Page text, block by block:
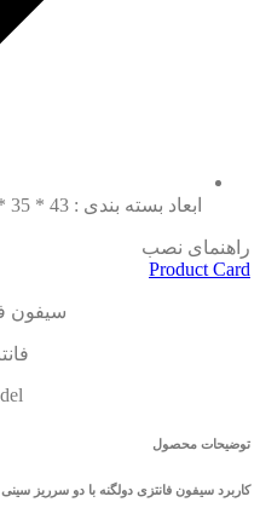
ابعاد بسته بندی : 43 * 35 * 63
راهنمای نصب
Product Card
توضیحات محصول
کاربرد سیفون فانتزی دولگنه با دو سرریز سینی